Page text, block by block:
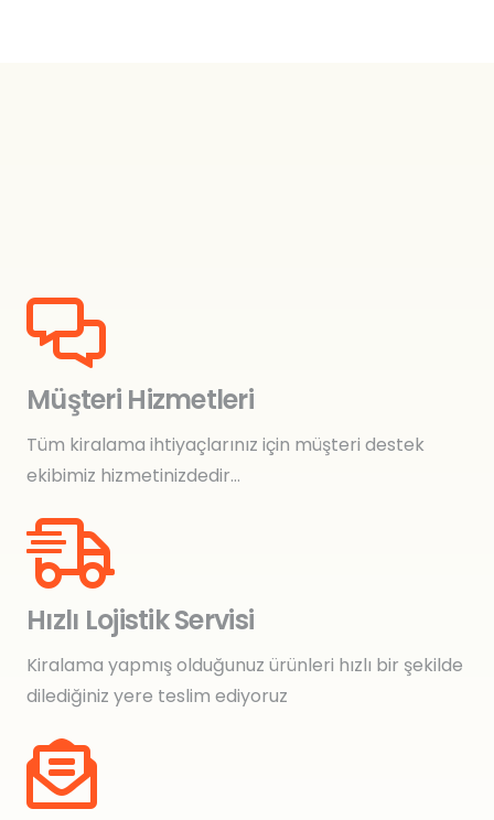
Müşteri Hizmetleri
Tüm kiralama ihtiyaçlarınız için müşteri destek
ekibimiz hizmetinizdedir…
Hızlı Lojistik Servisi
Kiralama yapmış olduğunuz ürünleri hızlı bir şekilde
dilediğiniz yere teslim ediyoruz